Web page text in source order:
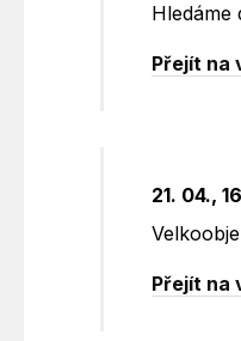
Hledáme
Přejít na
21. 04.,
Přejít na